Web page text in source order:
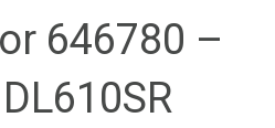
646780 –